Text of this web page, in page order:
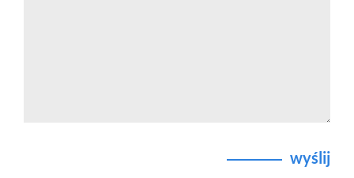
wyślij